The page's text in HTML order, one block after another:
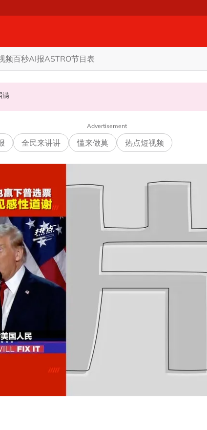
频百秒AI报ASTRO节目表
蓝眼议员: 改革不是把人民拨款政治化
满
民论战
Advertisement
全民来讲讲 懂来做莫 热点短视频